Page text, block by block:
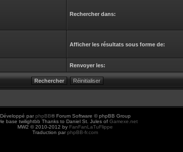
Rechercher dans:
Afficher les résultats sous forme de:
Renvoyer les:
Développé par phpBB® Forum Software © phpBB Group
base twilightbb Thanks to Daniel St. Jules of Gamexe.net
MW2 © 2010-2012 by FanFanLaTuFlippe
Traduction par phpBB-fr.com